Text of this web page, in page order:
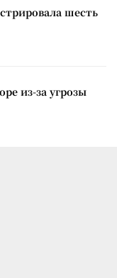
шесть
из-за угрозы